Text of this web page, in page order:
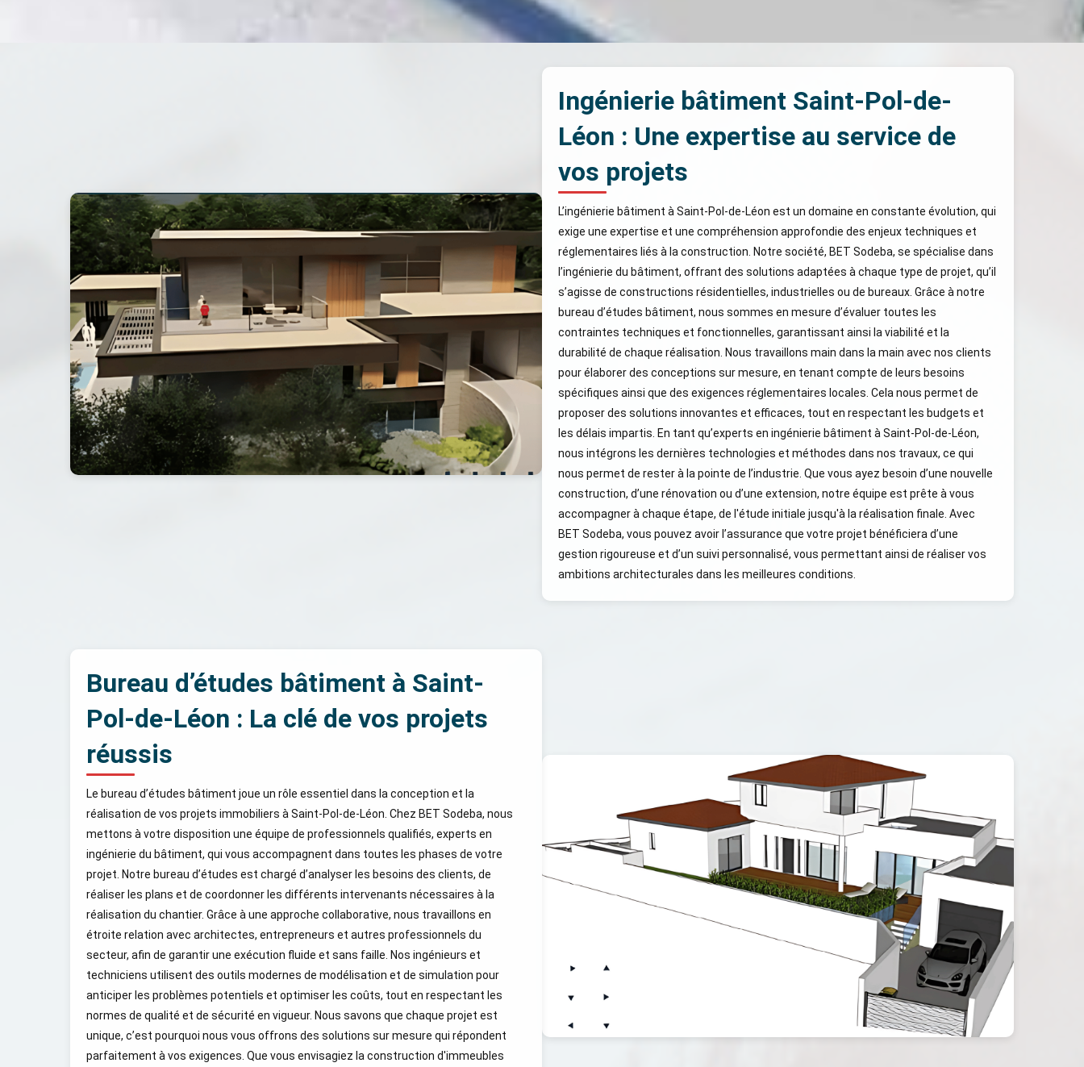
Ingénierie bâtiment Saint-Pol-de-
Léon : Une expertise au service de
vos projets
L’ingénierie bâtiment à Saint-Pol-de-Léon est un domaine en constante évolution, qui
exige une expertise et une compréhension approfondie des enjeux techniques et
réglementaires liés à la construction. Notre société, BET Sodeba, se spécialise dans
l’ingénierie du bâtiment, offrant des solutions adaptées à chaque type de projet, qu’il
s’agisse de constructions résidentielles, industrielles ou de bureaux. Grâce à notre
bureau d’études bâtiment, nous sommes en mesure d’évaluer toutes les
contraintes techniques et fonctionnelles, garantissant ainsi la viabilité et la
durabilité de chaque réalisation. Nous travaillons main dans la main avec nos clients
pour élaborer des conceptions sur mesure, en tenant compte de leurs besoins
spécifiques ainsi que des exigences réglementaires locales. Cela nous permet de
proposer des solutions innovantes et efficaces, tout en respectant les budgets et
les délais impartis. En tant qu’experts en ingénierie bâtiment à Saint-Pol-de-Léon,
nous intégrons les dernières technologies et méthodes dans nos travaux, ce qui
nous permet de rester à la pointe de l’industrie. Que vous ayez besoin d’une nouvelle
construction, d’une rénovation ou d’une extension, notre équipe est prête à vous
accompagner à chaque étape, de l'étude initiale jusqu'à la réalisation finale. Avec
BET Sodeba, vous pouvez avoir l’assurance que votre projet bénéficiera d’une
gestion rigoureuse et d’un suivi personnalisé, vous permettant ainsi de réaliser vos
ambitions architecturales dans les meilleures conditions.
Bureau d’études bâtiment à Saint-
Pol-de-Léon : La clé de vos projets
réussis
Le bureau d’études bâtiment joue un rôle essentiel dans la conception et la
réalisation de vos projets immobiliers à Saint-Pol-de-Léon. Chez BET Sodeba, nous
mettons à votre disposition une équipe de professionnels qualifiés, experts en
ingénierie du bâtiment, qui vous accompagnent dans toutes les phases de votre
projet. Notre bureau d’études est chargé d’analyser les besoins des clients, de
réaliser les plans et de coordonner les différents intervenants nécessaires à la
réalisation du chantier. Grâce à une approche collaborative, nous travaillons en
étroite relation avec architectes, entrepreneurs et autres professionnels du
secteur, afin de garantir une exécution fluide et sans faille. Nos ingénieurs et
techniciens utilisent des outils modernes de modélisation et de simulation pour
anticiper les problèmes potentiels et optimiser les coûts, tout en respectant les
normes de qualité et de sécurité en vigueur. Nous savons que chaque projet est
unique, c’est pourquoi nous vous offrons des solutions sur mesure qui répondent
parfaitement à vos exigences. Que vous envisagiez la construction d'immeubles